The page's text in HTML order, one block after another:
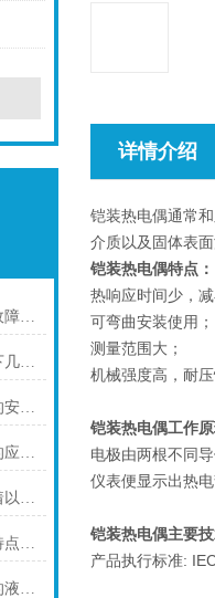
上海仪表电磁流量计的典型故障诊断及处理方法
仪川仪表压力变送器具有以下几大技术特点
分析上海仪川超声波液位计的安装原理
压力变送器在石油化工行业的应用说明
上海仪川射频导纳料位计有着以下几大技术特点
关于多路智能巡检仪的技术特点，你怎么看呢？
上海仪川仪表分析不同种类的液位变送器
详情介绍
铠装热电偶通常
介质以及固体表
铠装热电偶特点：
热响应时间少，
可弯曲安装使用；
测量范围大；
机械强度高，耐
铠装热电偶工作
电极由两根不同
仪表便显示出热
铠装热电偶主要
产品执行标准: